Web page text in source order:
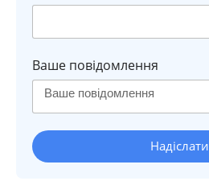
Ваше повідомлення
Надіслати